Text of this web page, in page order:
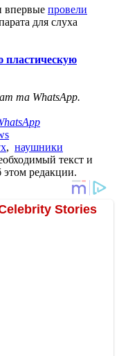
впервые провели
для слуха
пластическую
та WhatsApp.
, наушники
текст и
редакции.